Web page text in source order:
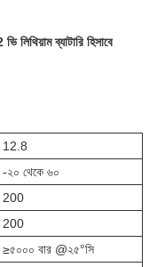
লিথিয়াম ব্যাটারি হিসাবে
12.8
-২০ থেকে ৬০
200
200
≥৫০০০ বার @২৫°সি